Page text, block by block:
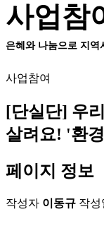
사업참
은혜와 나눔으로 지역
사업참여
[단실단] 우
살려요! '환
페이지 정보
작성자 이동규 작성